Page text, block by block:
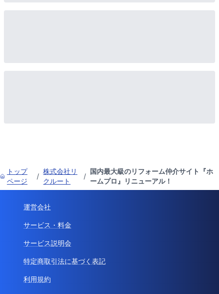
トップ
ページ
/
株式会社リ
クルート
/
国内最大級のリフォーム仲介サイト『ホ
ームプロ』リニューアル！
運営会社
サービス・料金
サービス説明会
特定商取引法に基づく表記
利用規約